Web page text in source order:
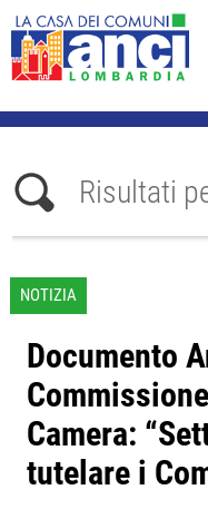
Risultati
NOTIZIA
Documento
Camera:
tutelare i